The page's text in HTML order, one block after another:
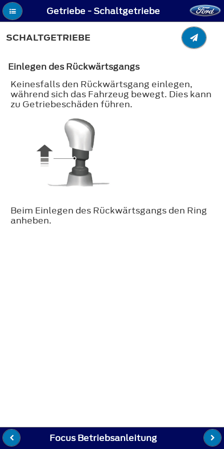
Getriebe - Schaltgetriebe
SCHALTGETRIEBE
Einlegen des Rückwärtsgangs
Keinesfalls den Rückwärtsgang einlegen,
während sich das Fahrzeug bewegt. Dies kann
zu Getriebeschäden führen.
Beim Einlegen des Rückwärtsgangs den Ring
anheben.
Focus Betriebsanleitung